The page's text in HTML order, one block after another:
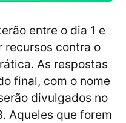
entre o dia 1 e
recursos contra o
As respostas
final, com o nome
divulgados no
Aqueles que forem